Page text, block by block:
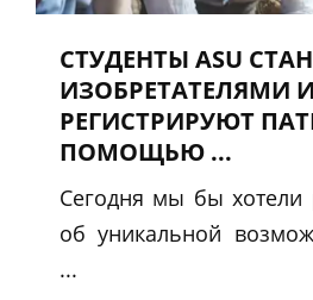
СТУДЕНТЫ ASU
ИЗОБРЕТАТЕЛЯМИ И
РЕГИСТРИРУЮТ
ПОМОЩЬЮ ...
Сегодня мы бы хотели
об уникальной
...